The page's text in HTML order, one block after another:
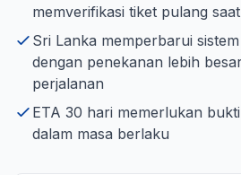
memverifikasi tiket pulang
Sri Lanka memperbarui
dengan penekanan lebih
perjalanan
ETA 30 hari memerlukan
dalam masa berlaku